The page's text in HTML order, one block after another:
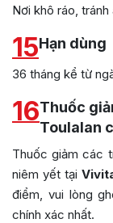
Nơi khô ráo,
15Hạn dùng
36 tháng kể từ
16Thuốc
Toulalan
Thuốc giảm các
niêm yết tại
điểm, vui lòng
chính xác nhất.